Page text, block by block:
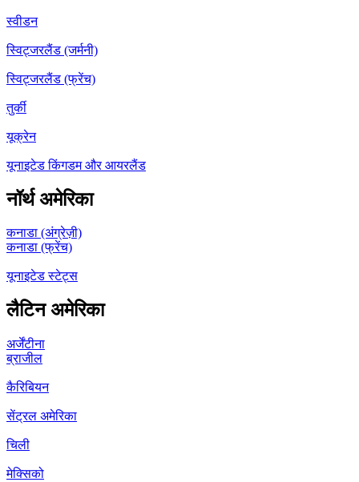
स्वीडन
स्विट्जरलैंड (जर्मनी)
स्विट्जरलैंड (फ्रेंच)
तुर्की
यूक्रेन
यूनाइटेड किंगडम और आयरलैंड
नॉर्थ अमेरिका
कनाडा (अंग्रेज़ी)
कनाडा (फ्रेंच)
यूनाइटेड स्टेट्स
लैटिन अमेरिका
अर्जेंटीना
ब्राजील
कैरिबियन
सेंट्रल अमेरिका
चिली
मेक्सिको